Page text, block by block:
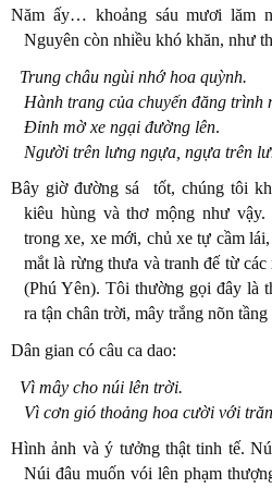
Năm ấy… khoảng sáu mươi lăm
Nguyên còn nhiều khó khăn, như
Trung châu ngùi nhớ hoa quỳnh.
Hành trang của chuyến đăng trình
Đỉnh mờ xe ngại đường lên.
Người trên lưng ngựa, ngựa trên
Bây giờ đường sá
tốt, chúng tôi
kiêu hùng và thơ mộng như
trong xe, xe mới, chủ xe tự cầm
mắt là rừng thưa và tranh đế từ
(Phú Yên). Tôi thường gọi đây là
ra tận chân trời, mây trắng nõn
Dân gian có câu ca dao:
Vì mây cho núi lên trời.
Vì cơn gió thoảng hoa cười với
Hình ảnh và ý tưởng thật tinh tế.
Núi đâu muốn vói lên phạm